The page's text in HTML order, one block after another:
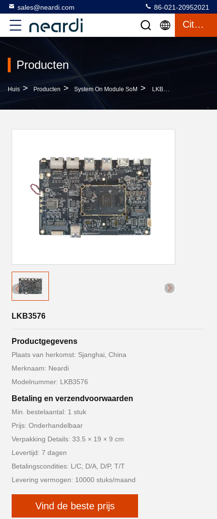
sales@neardi.com 86-021-20952021
Citaat
Producten
Huis > Producten > System On Module SoM > LKB3576
LKB3576
Productgegevens
Plaats van herkomst: Sjanghai, China
Merknaam: Neardi
Modelnummer: LKB3576
Betaling en verzendvoorwaarden
Min. bestelaantal: 1 stuk
Prijs: Onderhandelbaar
Verpakking Details: 33.5 × 19 × 9 cm
Levertijd: 7 dagen
Betalingscondities: L/C, D/A, D/P, T/T
Levering vermogen: 10000 stuks/maand
Vind de beste prijs